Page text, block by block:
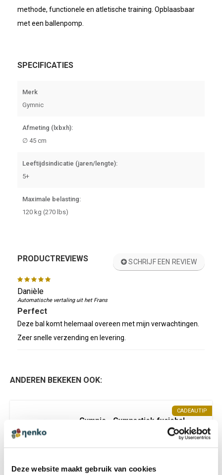
Deze website maakt gebruik van cookies
methode, functionele en atletische training. Opblaasbaar
met een ballenpomp.
SPECIFICATIES
Merk
Gymnic
Afmeting (lxbxh):
∅ 45 cm
Leeftijdsindicatie (jaren/lengte):
5+
Maximale belasting:
120 kg (270 lbs)
PRODUCTREVIEWS SCHRIJF EEN REVIEW
Danièle
Automatische vertaling uit het Frans
Perfect
Deze bal komt helemaal overeen met mijn verwachtingen.
Zeer snelle verzending en levering.
ANDEREN BEKEKEN OOK:
CADEAUTIP
Gymnic - Gymnastiek-fysiobal